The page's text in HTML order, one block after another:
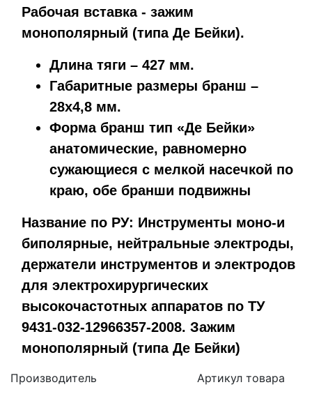
Рабочая вставка - зажим
монополярный (типа Де Бейки).
Длина тяги – 427 мм.
Габаритные размеры бранш –
28х4,8 мм.
Форма бранш тип «Де Бейки»
анатомические, равномерно
сужающиеся с мелкой насечкой по
краю, обе бранши подвижны
Название по РУ: Инструменты моно-и
биполярные, нейтральные электроды,
держатели инструментов и электродов
для электрохирургических
высокочастотных аппаратов по ТУ
9431-032-12966357-2008. Зажим
монополярный (типа Де Бейки)
Производитель Артикул товара